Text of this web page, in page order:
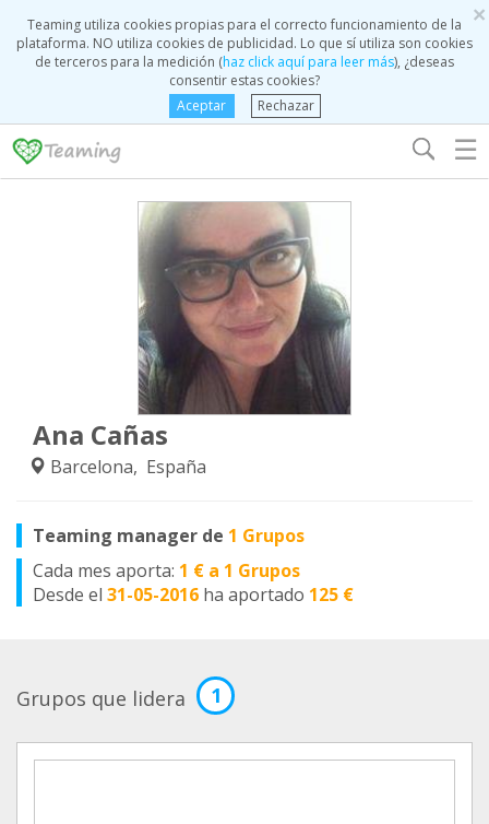
×
Teaming utiliza cookies propias para el correcto funcionamiento de la
plataforma. NO utiliza cookies de publicidad. Lo que sí utiliza son cookies
de terceros para la medición (haz click aquí para leer más), ¿deseas
consentir estas cookies?
Aceptar
Rechazar
☰
Ana Cañas
Barcelona, España
Teaming manager de 1 Grupos
Cada mes aporta: 1 € a 1 Grupos
Desde el 31-05-2016 ha aportado 125 €
Grupos que lidera 1